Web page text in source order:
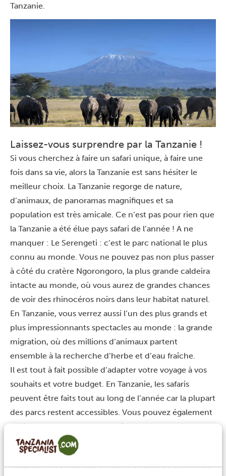
Tanzanie.
Laissez-vous surprendre par la Tanzanie !
Si vous cherchez à faire un safari unique, à faire une
fois dans sa vie, alors la Tanzanie est sans hésiter le
meilleur choix. La Tanzanie regorge de nature,
d’animaux, de panoramas magnifiques et sa
population est très amicale. Ce n’est pas pour rien que
la Tanzanie a été élue pays safari de l’année ! A ne
manquer : Le Serengeti : c’est le parc national le plus
connu au monde. Vous ne pouvez pas non plus passer
à côté du cratère Ngorongoro, la plus grande caldeira
intacte au monde, où vous aurez de grandes chances
de voir des rhinocéros noirs dans leur habitat naturel.
En Tanzanie, vous verrez aussi l’un des plus grands et
plus impressionnants spectacles au monde : la grande
migration, où des millions d’animaux partent
ensemble à la recherche d’herbe et d’eau fraîche.
Il est tout à fait possible d’adapter votre voyage à vos
souhaits et votre budget. En Tanzanie, les safaris
peuvent être faits tout au long de l’année car la plupart
des parcs restent accessibles. Vous pouvez également
prolonger votre voyage avec des vacances
paradisiaques à Zanzibar.
Si vous êtes convaincus que la Tanzanie vous attend,
Tanzania Specialist sera heureux de faire de ce voyage